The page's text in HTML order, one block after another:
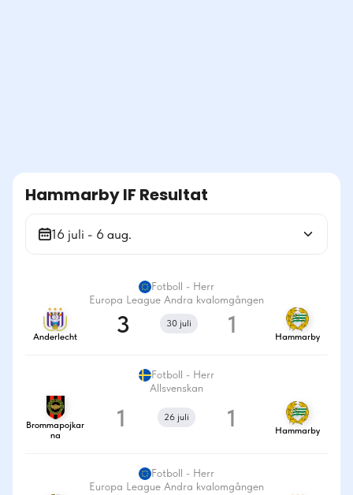
Hammarby IF Resultat
16 juli - 6 aug.
Fotboll - Herr
Europa League Andra kvalomgången
Anderlecht 3 30 juli 1 Hammarby
Fotboll - Herr
Allsvenskan
Brommapojkar
na
1 26 juli 1 Hammarby
Fotboll - Herr
Europa League Andra kvalomgången